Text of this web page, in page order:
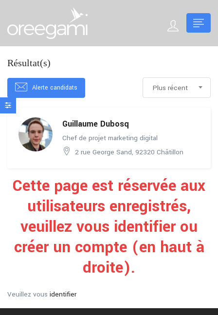
Résultat(s)
Alerte candidats Plus récent
Guillaume Dubosq
Chef de projet marketing digital
2 rue George Sand, 92320 Châtillon
Cette page est réservée aux
utilisateurs enregistrés,
veuillez vous identifier ou
créer un compte (en haut à
droite).
Veuillez vous identifier